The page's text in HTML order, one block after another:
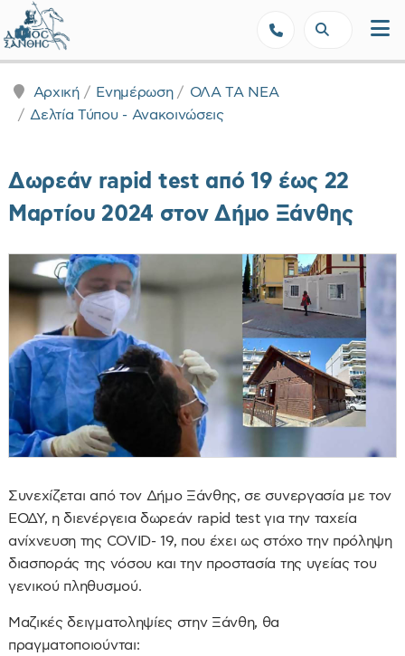
Αρχική Ενημέρωση
ΟΛΑ ΤΑ ΝΕΑ
Δελτία Τύπου - Ανακοινώσεις
Δωρεάν rapid test από 19 έως 22
Μαρτίου 2024 στον Δήμο Ξάνθης
Συνεχίζεται από τον Δήμο Ξάνθης, σε συνεργασία με τον
ΕΟΔΥ, η διενέργεια δωρεάν rapid test για την ταχεία
ανίχνευση της COVID- 19, που έχει ως στόχο την πρόληψη
διασποράς της νόσου και την προστασία της υγείας του
γενικού πληθυσμού.
Μαζικές δειγματοληψίες στην Ξάνθη, θα
πραγματοποιούνται: